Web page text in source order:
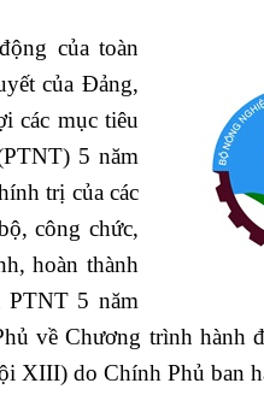
của toàn
của Đảng,
các mục tiêu
5 năm
trị của các
công chức,
hoàn thành
PTNT 5 năm
về Chương trình hành
XIII) do Chính Phủ ban